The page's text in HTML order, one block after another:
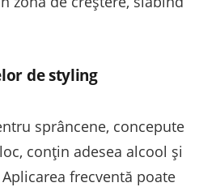
de styling
sprâncene, concepute
conțin adesea alcool și
frecventă poate